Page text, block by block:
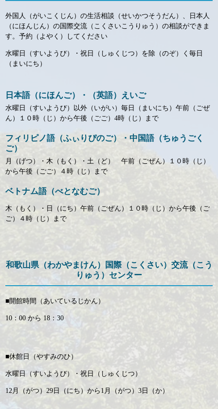
外国人（がいこくじん）の生活相談（せいかつそうだん）、日本人
（にほんじん）の国際交流（こくさいこうりゅう）の相談ができま
す。予約（よやく）してください
水曜日（すいようび）・祝日（しゅくじつ）を除（のぞ）く毎日
（まいにち）
日本語（にほんご）・（英語）えいご
水曜日（すいようび）以外（いがい）毎日（まいにち）午前（ごぜ
ん）１０時（じ）から午後（ごご）4時（じ）まで
フィリピノ語（ふぃりぴのご）・中国語（ちゅうごく
ご）
月（げつ）・木（もく）・土（ど） 午前（ごぜん）１０時（じ）
から午後（ごご）４時（じ）まで
ベトナム語（べとなむご）
木（もく）・日（にち）午前（ごぜん）１０時（じ）から午後（ご
ご）４時（じ）まで
和歌山県（わかやまけん）国際（こくさい）交流（こう
りゅう）センター
■開館時間（あいているじかん）
10：00 から 18：30
■休館日（やすみのひ）
水曜日（すいようび）・祝日（しゅくじつ）
12月（がつ）29日（にち）から1月（がつ）3日（か）